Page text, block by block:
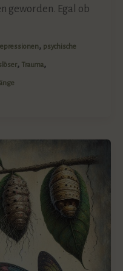
geworden. Egal ob
, psychische
, Trauma,